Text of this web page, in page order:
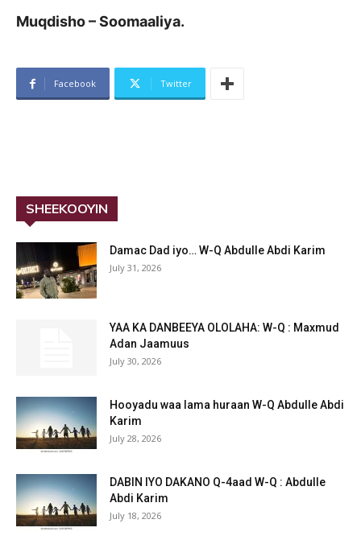
Muqdisho – Soomaaliya.
Facebook Twitter
SHEEKOOYIN
Damac Dad iyo… W-Q Abdulle Abdi Karim
July 31, 2026
YAA KA DANBEEYA OLOLAHA: W-Q : Maxmud
Adan Jaamuus
July 30, 2026
Hooyadu waa lama huraan W-Q Abdulle Abdi
Karim
July 28, 2026
DABIN IYO DAKANO Q-4aad W-Q : Abdulle
Abdi Karim
July 18, 2026